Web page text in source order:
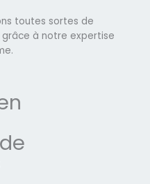
toutes sortes de
à notre expertise